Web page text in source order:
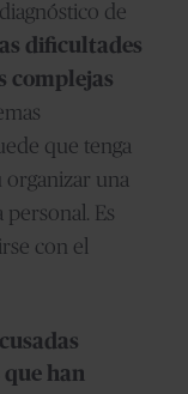
de
dificultades
complejas
que tenga
organizar una
Es
con el
han